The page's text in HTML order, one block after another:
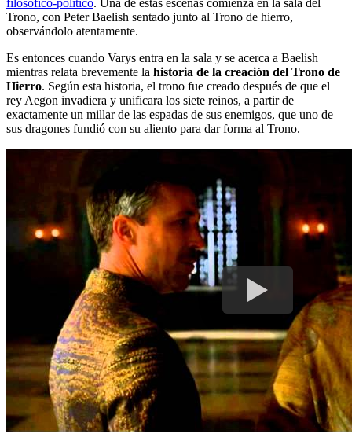
Trono, con Peter Baelish sentado junto al Trono de hierro,
observándolo atentamente.
Es entonces cuando Varys entra en la sala y se acerca a Baelish
mientras relata brevemente la historia de la creación del Trono de
Hierro. Según esta historia, el trono fue creado después de que el
rey Aegon invadiera y unificara los siete reinos, a partir de
exactamente un millar de las espadas de sus enemigos, que uno de
sus dragones fundió con su aliento para dar forma al Trono.